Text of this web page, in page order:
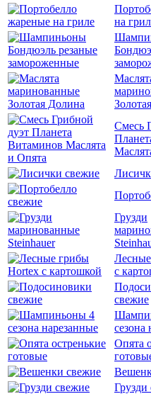
на
Смесь
Грузди
с
свежие
сезона
Опята
Грузди